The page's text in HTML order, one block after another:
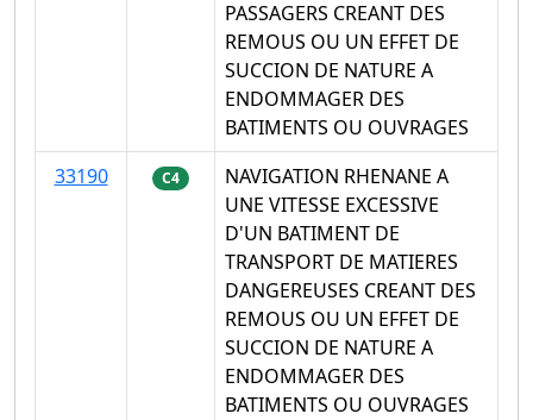
PASSAGERS CREANT DES
REMOUS OU UN EFFET DE
SUCCION DE NATURE A
ENDOMMAGER DES
BATIMENTS OU OUVRAGES
33190
C4
NAVIGATION RHENANE A
UNE VITESSE EXCESSIVE
D'UN BATIMENT DE
TRANSPORT DE MATIERES
DANGEREUSES CREANT DES
REMOUS OU UN EFFET DE
SUCCION DE NATURE A
ENDOMMAGER DES
BATIMENTS OU OUVRAGES